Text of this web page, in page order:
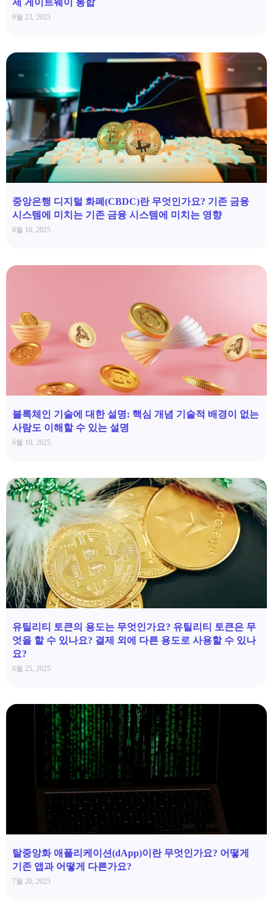
제 게이트웨이 통합
9월 23, 2025
중앙은행 디지털 화폐(CBDC)란 무엇인가요? 기존 금융
시스템에 미치는 기존 금융 시스템에 미치는 영향
8월 16, 2025
블록체인 기술에 대한 설명: 핵심 개념 기술적 배경이 없는
사람도 이해할 수 있는 설명
6월 10, 2025
유틸리티 토큰의 용도는 무엇인가요? 유틸리티 토큰은 무
엇을 할 수 있나요? 결제 외에 다른 용도로 사용할 수 있나
요?
6월 25, 2025
탈중앙화 애플리케이션(dApp)이란 무엇인가요? 어떻게
기존 앱과 어떻게 다른가요?
7월 20, 2025